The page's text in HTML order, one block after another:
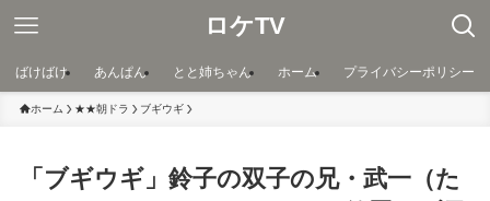
ロケTV
ばけばけ あんぱん とと姉ちゃん ホーム プライバシーポリシー
ホーム ★★朝ドラ ブギウギ
「ブギウギ」鈴子の双子の兄・武一（た